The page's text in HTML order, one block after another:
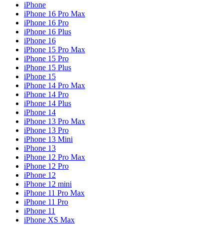
iPhone
iPhone 16 Pro Max
iPhone 16 Pro
iPhone 16 Plus
iPhone 16
iPhone 15 Pro Max
iPhone 15 Pro
iPhone 15 Plus
iPhone 15
iPhone 14 Pro Max
iPhone 14 Pro
iPhone 14 Plus
iPhone 14
iPhone 13 Pro Max
iPhone 13 Pro
iPhone 13 Mini
iPhone 13
iPhone 12 Pro Max
iPhone 12 Pro
iPhone 12
iPhone 12 mini
iPhone 11 Pro Max
iPhone 11 Pro
iPhone 11
iPhone XS Max